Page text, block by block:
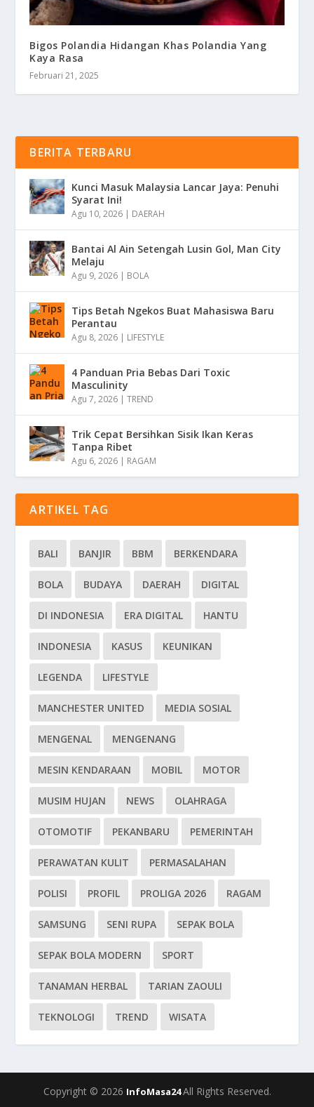
Bigos Polandia Hidangan Khas Polandia Yang
Kaya Rasa
Februari 21, 2025
BERITA TERBARU
Kunci Masuk Malaysia Lancar Jaya: Penuhi
Syarat Ini!
Agu 10, 2026 | DAERAH
Bantai Al Ain Setengah Lusin Gol, Man City
Melaju
Agu 9, 2026 | BOLA
Tips Betah Ngekos Buat Mahasiswa Baru
Perantau
Agu 8, 2026 | LIFESTYLE
4 Panduan Pria Bebas Dari Toxic
Masculinity
Agu 7, 2026 |TREND
Trik Cepat Bersihkan Sisik Ikan Keras
Tanpa Ribet
Agu 6, 2026 | RAGAM
ARTIKEL TAG
BALI BANJIR BBM BERKENDARA
BOLA BUDAYA DAERAH DIGITAL
DI INDONESIA ERA DIGITAL HANTU
INDONESIA KASUS KEUNIKAN
LEGENDA LIFESTYLE
MANCHESTER UNITED MEDIA SOSIAL
MENGENAL MENGENANG
MESIN KENDARAAN MOBIL MOTOR
MUSIM HUJAN NEWS OLAHRAGA
OTOMOTIF PEKANBARU PEMERINTAH
PERAWATAN KULIT PERMASALAHAN
POLISI PROFIL PROLIGA 2026 RAGAM
SAMSUNG SENI RUPA SEPAK BOLA
SEPAK BOLA MODERN SPORT
TANAMAN HERBAL TARIAN ZAOULI
TEKNOLOGI TREND WISATA
Copyright © 2026 InfoMasa24All Rights Reserved.